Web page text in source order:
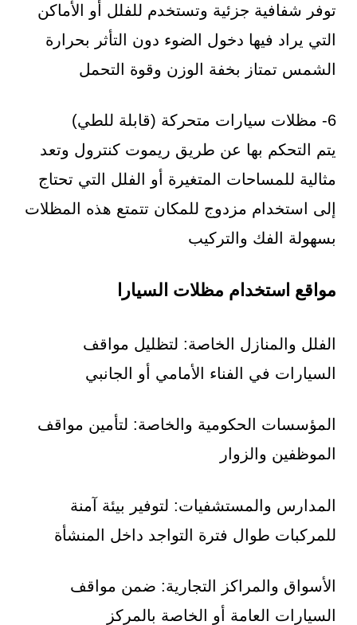
توفر شفافية جزئية وتستخدم للفلل أو الأماكن
التي يراد فيها دخول الضوء دون التأثر بحرارة
الشمس تمتاز بخفة الوزن وقوة التحمل
6- مظلات سيارات متحركة (قابلة للطي)
يتم التحكم بها عن طريق ريموت كنترول وتعد
مثالية للمساحات المتغيرة أو الفلل التي تحتاج
إلى استخدام مزدوج للمكان تتمتع هذه المظلات
بسهولة الفك والتركيب
مواقع استخدام مظلات السيارا
الفلل والمنازل الخاصة: لتظليل مواقف
السيارات في الفناء الأمامي أو الجانبي
المؤسسات الحكومية والخاصة: لتأمين مواقف
الموظفين والزوار
المدارس والمستشفيات: لتوفير بيئة آمنة
للمركبات طوال فترة التواجد داخل المنشأة
الأسواق والمراكز التجارية: ضمن مواقف
السيارات العامة أو الخاصة بالمركز